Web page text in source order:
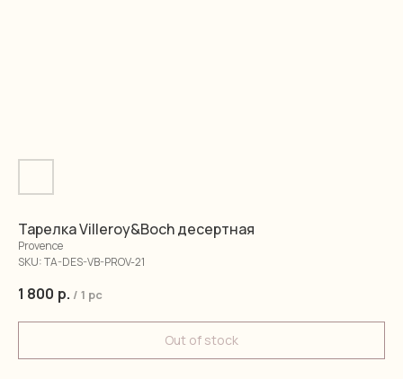
Тарелка Villeroy&Boch десертная
Provence
SKU:TA-DES-VB-PROV-21
1 800 р. / 1 pc
Out of stock